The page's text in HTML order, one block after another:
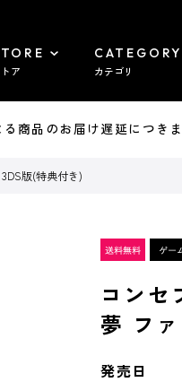
ア
CATEGORY
カテゴリ
商品のお届け遅延につき
版(特典付き)
コンセ
夢 フ
発売日